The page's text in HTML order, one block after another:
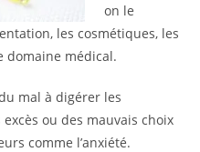
on le
les cosmétiques, les
domaine médical.
mal à digérer les
ou des mauvais choix
comme l’anxiété.